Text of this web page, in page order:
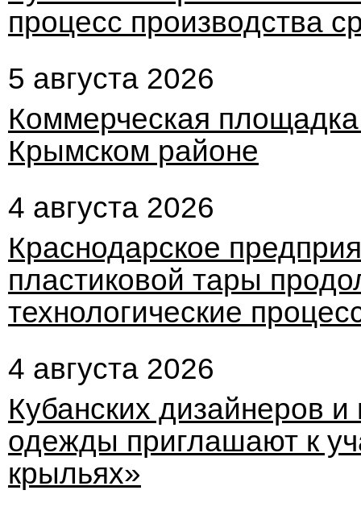
процесс производства
5 августа 2026
Коммерческая
Крымском районе
4 августа 2026
Краснодарское
пластиковой тары
технологические
4 августа 2026
Кубанских дизайнеров
одежды приглашают к
крыльях»